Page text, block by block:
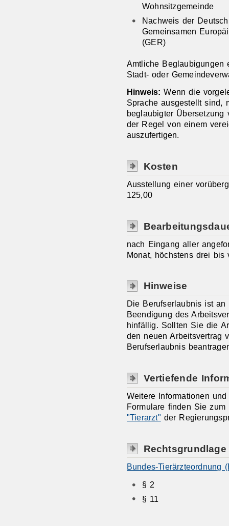
Wohnsitzgemeinde
Nachweis der
Gemeinsamen
(GER)
Amtliche
Stadt- oder
Hinweis: Wenn die
Sprache ausgestellt sind,
beglaubigter
der Regel von einem
auszufertigen.
Kosten
Ausstellung einer
125,00
nach Eingang aller
Monat, höchstens drei bis
Hinweise
Die Berufserlaubnis ist
Beendigung des
hinfällig. Sollten Sie die
den neuen Arbeitsvertrag
Berufserlaubnis
Vertiefende
Weitere Informationen
Formulare finden Sie
"Tierarzt" der
Rechtsgrundlage
Bundes-Tierärzteordnung
§ 2
§ 11